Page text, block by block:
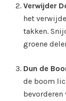
Verwijder
het
takken.
groene
Dun de
de boom
bevorderen